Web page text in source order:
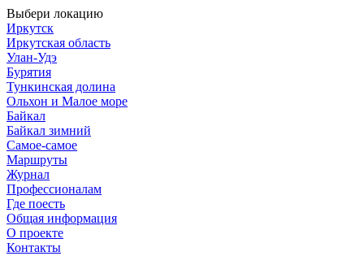
Выбери локацию
Иркутск
Иркутская область
Улан-Удэ
Бурятия
Тункинская долина
Ольхон и Малое море
Байкал
Байкал зимний
Самое-самое
Маршруты
Журнал
Профессионалам
Где поесть
Общая информация
О проекте
Контакты